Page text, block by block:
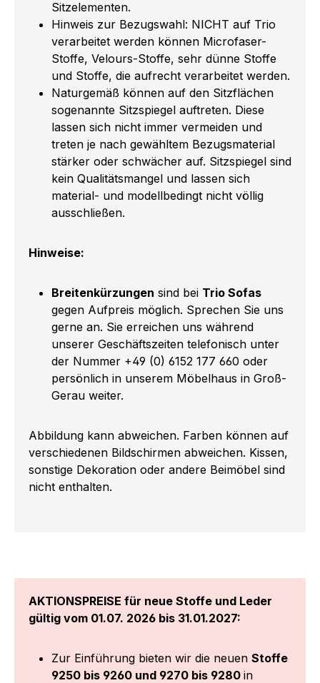
Sitzelementen.
Hinweis zur Bezugswahl: NICHT auf Trio
verarbeitet werden können Microfaser-
Stoffe, Velours-Stoffe, sehr dünne Stoffe
und Stoffe, die aufrecht verarbeitet werden.
Naturgemäß können auf den Sitzflächen
sogenannte Sitzspiegel auftreten. Diese
lassen sich nicht immer vermeiden und
treten je nach gewähltem Bezugsmaterial
stärker oder schwächer auf. Sitzspiegel sind
kein Qualitätsmangel und lassen sich
material- und modellbedingt nicht völlig
ausschließen.
Hinweise:
Breitenkürzungen sind bei Trio Sofas
gegen Aufpreis möglich. Sprechen Sie uns
gerne an. Sie erreichen uns während
unserer Geschäftszeiten telefonisch unter
der Nummer +49 (0) 6152 177 660 oder
persönlich in unserem Möbelhaus in Groß-
Gerau weiter.
Abbildung kann abweichen. Farben können auf
verschiedenen Bildschirmen abweichen. Kissen,
sonstige Dekoration oder andere Beimöbel sind
nicht enthalten.
AKTIONSPREISE für neue Stoffe und Leder
gültig vom 01.07. 2026 bis 31.01.2027:
Zur Einführung bieten wir die neuen Stoffe
9250 bis 9260 und 9270 bis 9280 in